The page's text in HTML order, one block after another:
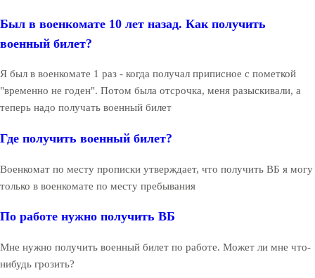
Был в военкомате 10 лет назад. Как получить
военный билет?
Я был в военкомате 1 раз - когда получал приписное с пометкой
"временно не годен". Потом была отсрочка, меня разыскивали, а
теперь надо получать военный билет
Где получить военный билет?
Военкомат по месту прописки утверждает, что получить ВБ я могу
только в военкомате по месту пребывания
По работе нужно получить ВБ
Мне нужно получить военный билет по работе. Может ли мне что-
нибудь грозить?